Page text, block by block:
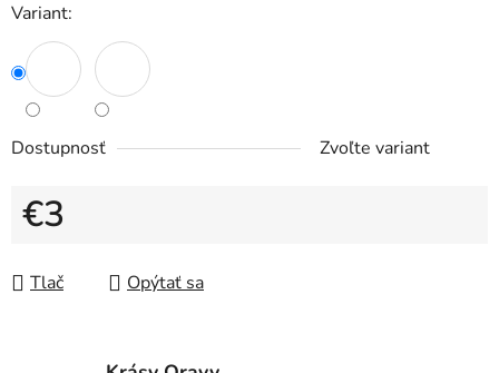
Variant:
Dostupnosť Zvoľte variant
€3
Tlač
Opýtať sa